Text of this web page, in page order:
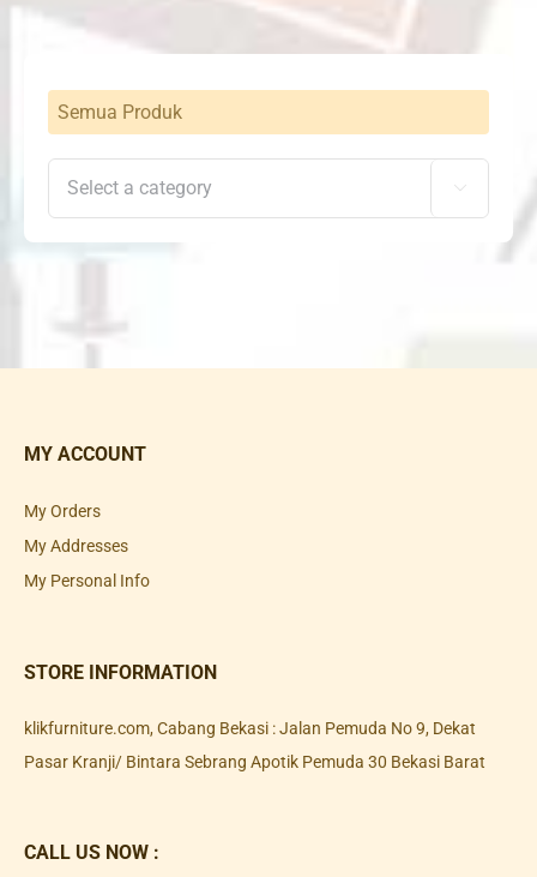
Semua Produk

MY ACCOUNT
My Orders
My Addresses
My Personal Info
STORE INFORMATION
klikfurniture.com, Cabang Bekasi : Jalan Pemuda No 9, Dekat
Pasar Kranji/ Bintara Sebrang Apotik Pemuda 30 Bekasi Barat
CALL US NOW :